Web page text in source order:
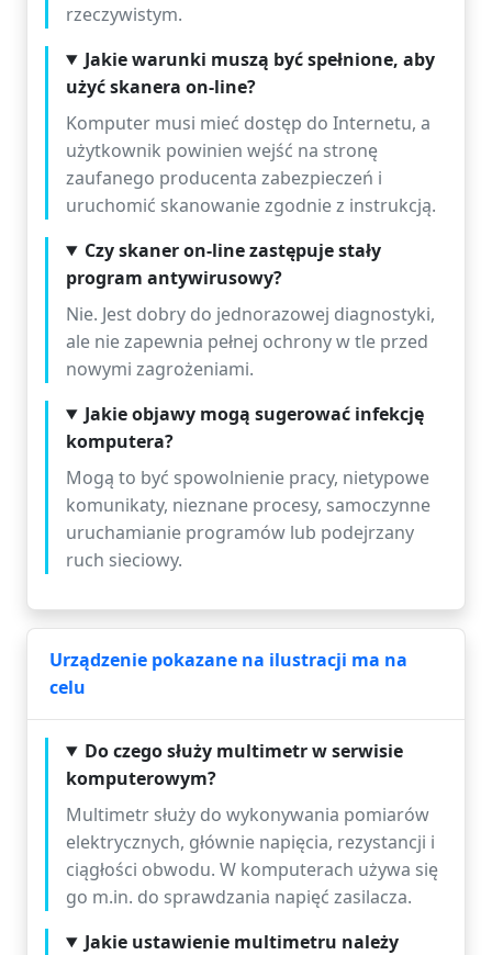
rzeczywistym.
Jakie warunki muszą być spełnione, aby
użyć skanera on-line?
Komputer musi mieć dostęp do Internetu, a
użytkownik powinien wejść na stronę
zaufanego producenta zabezpieczeń i
uruchomić skanowanie zgodnie z instrukcją.
Czy skaner on-line zastępuje stały
program antywirusowy?
Nie. Jest dobry do jednorazowej diagnostyki,
ale nie zapewnia pełnej ochrony w tle przed
nowymi zagrożeniami.
Jakie objawy mogą sugerować infekcję
komputera?
Mogą to być spowolnienie pracy, nietypowe
komunikaty, nieznane procesy, samoczynne
uruchamianie programów lub podejrzany
ruch sieciowy.
Urządzenie pokazane na ilustracji ma na
celu
Do czego służy multimetr w serwisie
komputerowym?
Multimetr służy do wykonywania pomiarów
elektrycznych, głównie napięcia, rezystancji i
ciągłości obwodu. W komputerach używa się
go m.in. do sprawdzania napięć zasilacza.
Jakie ustawienie multimetru należy